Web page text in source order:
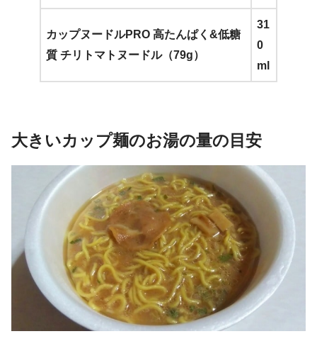
カップヌードルPRO 高たんぱく&低糖
質 チリトマトヌードル（79g）
31
0
ml
大きいカップ麺のお湯の量の目安